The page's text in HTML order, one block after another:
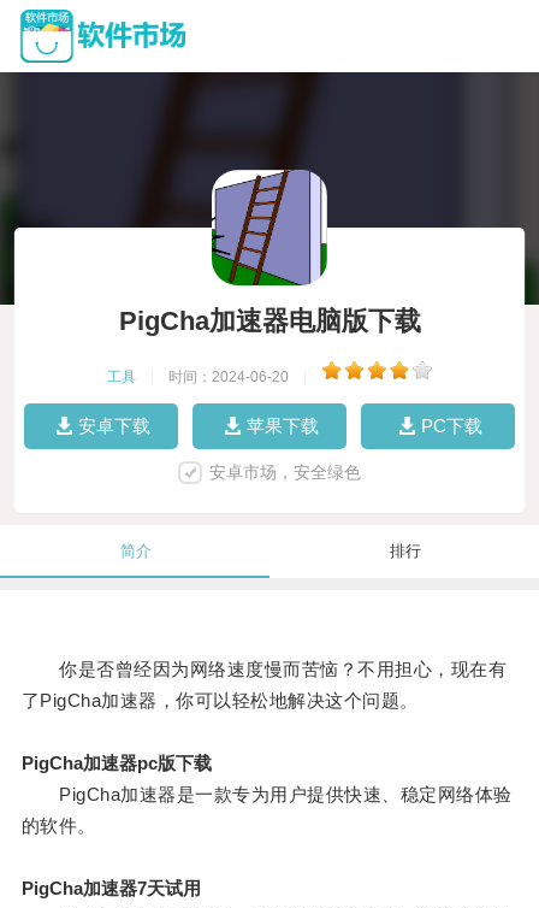
PigCha加速器电脑版下载
工具 时间：2024-06-20
安卓下载 苹果下载 PC下载
安卓市场，安全绿色
简介 排行
你是否曾经因为网络速度慢而苦恼？不用担心，现在有
了PigCha加速器，你可以轻松地解决这个问题。
PigCha加速器pc版下载
PigCha加速器是一款专为用户提供快速、稳定网络体验
的软件。
PigCha加速器7天试用